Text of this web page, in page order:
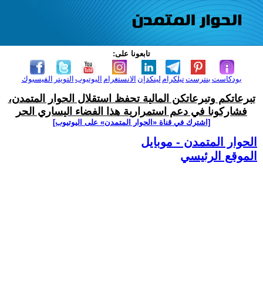
تابعونا على:
الفيسبوك التويتر اليوتيوب الانستغرام لينكدإن تيلكرامبنترست بودكاست
تبرعاتكم وتبرعاتكن المالية تحفظ استقلال الحوار المتمدن،
فشاركونا في دعم استمرارية هذا الفضاء اليساري الحر
[اشترك في قناة ‫«الحوار المتمدن» على اليوتيوب]
الحوار المتمدن - موبايل
الموقع الرئيسي